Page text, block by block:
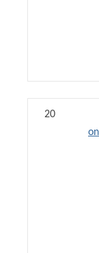
20